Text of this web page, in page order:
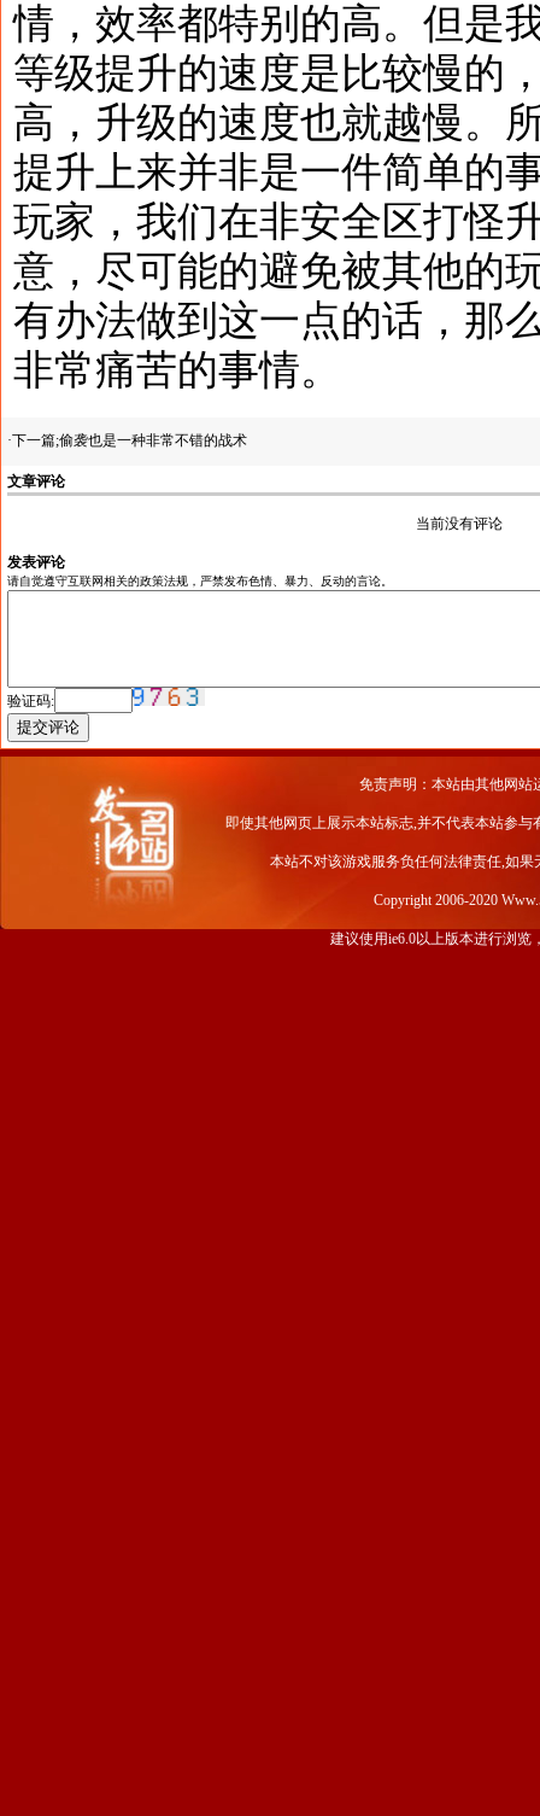
情，效率都特别的高。但是
等级提升的速度是比较慢的
高，升级的速度也就越慢。
提升上来并非是一件简单的
玩家，我们在非安全区打怪
意，尽可能的避免被其他的
有办法做到这一点的话，那
非常痛苦的事情。
·下一篇;偷袭也是一种非常不错的战术
文章评论
当前没有评论
发表评论
请自觉遵守互联网相关的政策法规，严禁发布色情、暴力、反动的言论。
验证码:
免责声明：本站由其他网站
即使其他网页上展示本站标志,并不代表本站参
本站不对该游戏服务负任何法律责任,如
Copyright 2006-2020
建议使用ie6.0以上版本进行浏览